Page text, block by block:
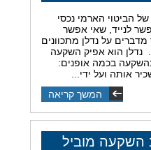
הביטוי הארמי נכסי
לנייד, שאי אפשר
על נדלן מתכוונים
נדלן הוא אפיק השקעה
בכמה אופנים:
אותה ועל ידי...
המשך קריאה
השקעה מוביל